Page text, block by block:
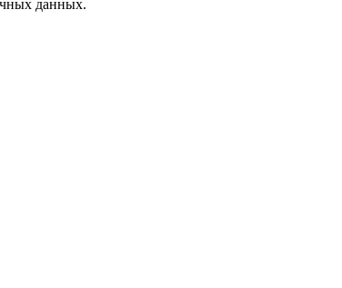
данных.